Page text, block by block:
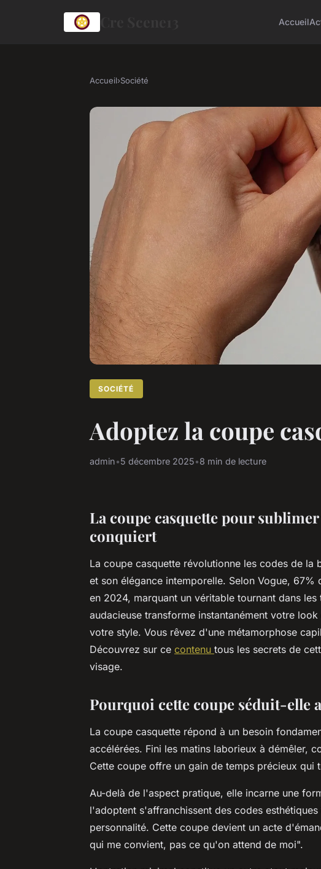
Accueil
Accueil›Société
SOCIÉTÉ
Adoptez la coupe
admin•5 décembre 2025•8 min de lecture
La coupe casquette pour
conquiert
La coupe casquette révolutionne les codes de la
et son élégance intemporelle. Selon Vogue,
en 2024, marquant un véritable tournant dans
audacieuse transforme instantanément votre
votre style. Vous rêvez d'une métamorphose
Découvrez sur ce contenu tous les secrets de
visage.
Pourquoi cette coupe séduit-elle
La coupe casquette répond à un besoin
accélérées. Fini les matins laborieux à démêler,
Cette coupe offre un gain de temps précieux qui
Au-delà de l'aspect pratique, elle incarne une
l'adoptent s'affranchissent des codes
personnalité. Cette coupe devient un acte
qui me convient, pas ce qu'on attend de moi".